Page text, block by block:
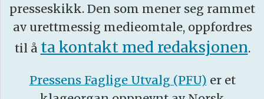
presseskikk. Den som mener seg rammet
av urettmessig medieomtale, oppfordres
til å ta kontakt med redaksjonen.
Pressens Faglige Utvalg (PFU) er et